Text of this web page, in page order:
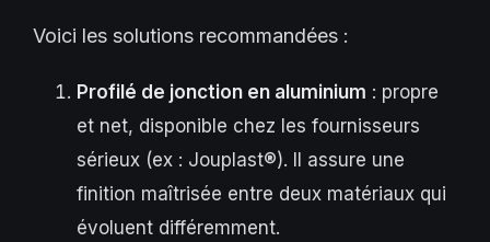
Voici les solutions recommandées :
Profilé de jonction en aluminium : propre
et net, disponible chez les fournisseurs
sérieux (ex : Jouplast®). Il assure une
finition maîtrisée entre deux matériaux qui
évoluent différemment.